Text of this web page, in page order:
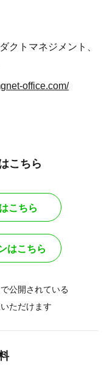
クトマネジメント、
office.com/
こちら
こちら
はこちら
公開されている
ただけます